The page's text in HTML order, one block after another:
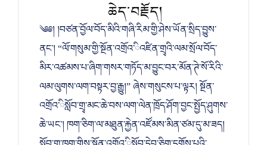
ཆེད་བརྗོད།
༄༅། །བཙན་བྱོལ་བོད་མིའི་གཞི་རིམ་གྱི་ཤེས་ཡོན་སྲིད་བྱུས་
ནང་། “ལོ་གསུམ་གྱི་སྔོན་འགྲོའ་ིའཛིན་གྲྭའི་ལམ་སྲོལ་བོད་
མིར་འཚམས་པ་ཞིག་གསར་གཏོད་མ་བྱུང་བར་མོན་ཊེ་སོ་རིའི་
ལམ་ལུགས་ལག་བསྟར་བྱ་རྒྱུ།” ཞེས་གསུངས་པ་ལྟར། སྔོན་
འགྲོའ་ིསློབ་གྲྭ་མང་ཆེ་བས་ལག་ལེན་ཁྲོད་ཤོག་བྱང་སྤྱོད་ཤུགས་
ཆེ་ཡང་། ཁག་ཅིག་ལ་མཐུན་རྐྱེན་འཛོམས་མིན་ཙམ་དུ་མ་ཟད།